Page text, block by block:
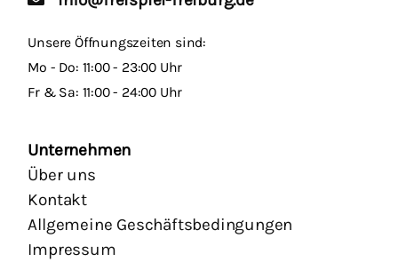
Unsere Öffnungszeiten sind:
Mo - Do: 11:00 - 23:00 Uhr
Fr & Sa: 11:00 - 24:00 Uhr
Unternehmen
Über uns
Kontakt
Allgemeine Geschäftsbedingungen
Impressum